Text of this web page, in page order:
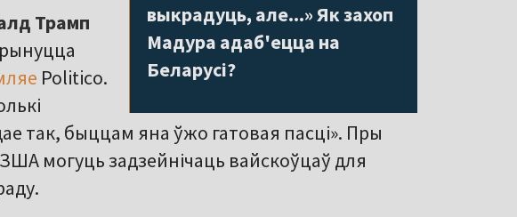
выкрадуць, але...» Як захоп
Мадура адаб'ецца на
Беларусі?
Трамп
Politico.
так, быццам яна ўжо гатовая пасці». Пры
могуць задзейнічаць вайскоўцаў для